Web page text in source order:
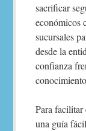
sacrificar
económicos
sucursales
desde la
confianza
Para facilitar
una guía